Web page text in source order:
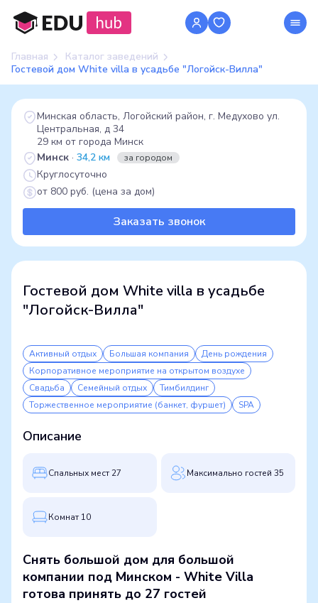
Главная
Каталог заведений
Гостевой дом White villa в усадьбе "Логойск-Вилла"
Гостевой дом White villa в усадьбе
"Логойск-Вилла"
Активный отдых Большая компания
День рождения
Корпоративное мероприятие на открытом воздухе
Свадьба
Семейный отдых
Тимбилдинг
Торжественное мероприятие (банкет, фуршет)
SPA
Описание
Cпальных мест 27 Максимально гостей 35
Комнат 10
Снять большой дом для большой
компании под Минском - White Villa
готова принять до 27 гостей
Минская область, Логойский район, г. Медухово ул.
Центральная, д 34
29 км от города Минск
Минск · 34,2 км за городом
Круглосуточно
от 800 руб. (цена за дом)
Заказать звонок